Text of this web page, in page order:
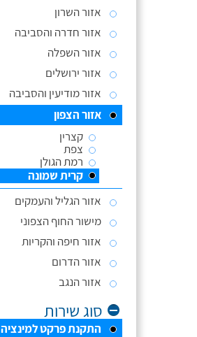
אזור השרון
אזור חדרה והסביבה
אזור השפלה
אזור ירושלים
אזור מודיעין והסביבה
אזור הצפון
קצרין
צפת
רמת הגולן
קרית שמונה
אזור הגליל והעמקים
מישור החוף הצפוני
אזור חיפה והקריות
אזור הדרום
אזור הנגב
סוג שירות
התקנת פרקט למינציה